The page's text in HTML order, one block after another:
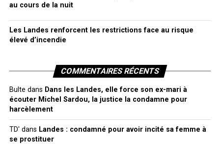
au cours de la nuit
Les Landes renforcent les restrictions face au risque
élevé d’incendie
COMMENTAIRES RÉCENTS
Bulte dans Dans les Landes, elle force son ex-mari à
écouter Michel Sardou, la justice la condamne pour
harcèlement
TD' dans Landes : condamné pour avoir incité sa femme à
se prostituer